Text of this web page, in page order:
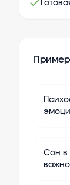
Сон в
важно